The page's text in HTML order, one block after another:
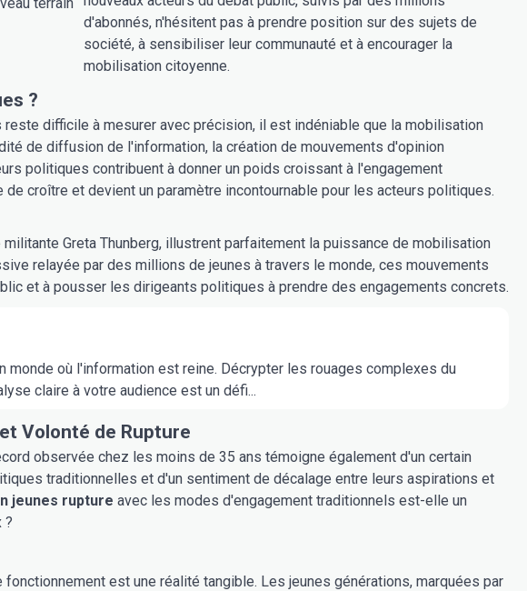
d'abonnés, n'hésitent pas à prendre position sur des sujets de
société, à sensibiliser leur communauté et à encourager la
mobilisation citoyenne.
?
difficile à mesurer avec précision, il est indéniable que la mobilisation
de diffusion de l'information, la création de mouvements d'opinion
politiques contribuent à donner un poids croissant à l'engagement
de croître et devient un paramètre incontournable pour les acteurs politiques.
Greta Thunberg, illustrent parfaitement la puissance de mobilisation
relayée par des millions de jeunes à travers le monde, ces mouvements
et à pousser les dirigeants politiques à prendre des engagements concrets.
monde où l'information est reine. Décrypter les rouages complexes du
claire à votre audience est un défi...
Volonté de Rupture
observée chez les moins de 35 ans témoigne également d'un certain
traditionnelles et d'un sentiment de décalage entre leurs aspirations et
jeunes rupture avec les modes d'engagement traditionnels est-elle un
?
est une réalité tangible. Les jeunes générations, marquées par